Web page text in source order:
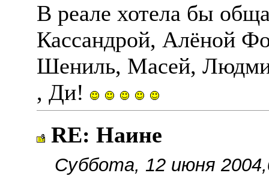
В реале хотела бы
Кассандрой, Алëной
Шениль, Масей,
, Ди!
RE: Наине
Суббота, 12 июня